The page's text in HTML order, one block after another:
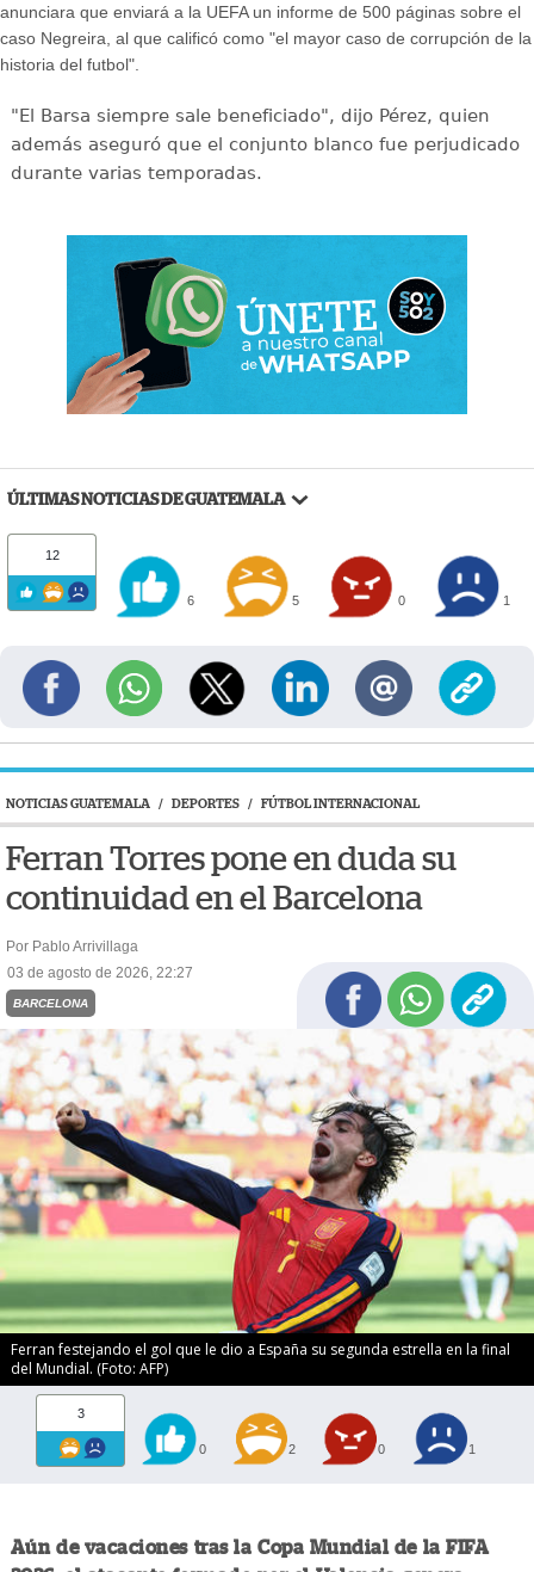
anunciara que enviará a la UEFA un informe de 500 páginas sobre el
caso Negreira, al que calificó como "el mayor caso de corrupción de la
historia del futbol".
"El Barsa siempre sale beneficiado", dijo Pérez, quien
además aseguró que el conjunto blanco fue perjudicado
durante varias temporadas.
ÚLTIMAS NOTICIAS DE GUATEMALA
12
6 5 0 1
NOTICIAS GUATEMALA / DEPORTES / FÚTBOL INTERNACIONAL
Ferran Torres pone en duda su
continuidad en el Barcelona
Por Pablo Arrivillaga
03 de agosto de 2026, 22:27
BARCELONA
Ferran festejando el gol que le dio a España su segunda estrella en la final
del Mundial. (Foto: AFP)
3
0 2 0 1
Aún de vacaciones tras la Copa Mundial de la FIFA